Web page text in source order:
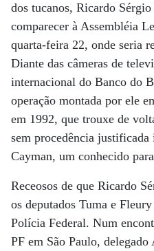
dos tucanos, Ricardo
comparecer à Assembléia
quarta-feira 22, onde seria
Diante das câmeras de
internacional do Banco do
operação montada por ele
em 1992, que trouxe de
sem procedência justificada
Cayman, um conhecido
Receosos de que Ricardo
os deputados Tuma e
Polícia Federal. Num
PF em São Paulo,